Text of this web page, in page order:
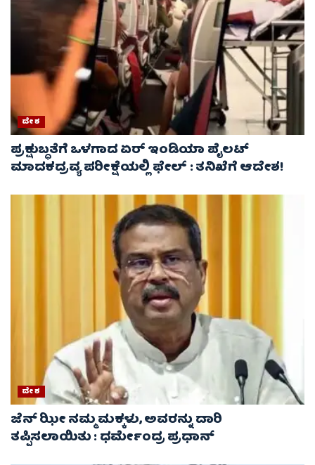
ದೇಶ
ಪ್ರಕ್ಷುಬ್ಧತೆಗೆ ಒಳಗಾದ ಏರ್ ಇಂಡಿಯಾ ಪೈಲಟ್
ಮಾದಕದ್ರವ್ಯ ಪರೀಕ್ಷೆಯಲ್ಲಿ ಫೇಲ್ : ತನಿಖೆಗೆ ಆದೇಶ!
ದೇಶ
ಜೆನ್ ಝೀ ನಮ್ಮ ಮಕ್ಕಳು, ಅವರನ್ನು ದಾರಿ
ತಪ್ಪಿಸಲಾಯಿತು : ಧರ್ಮೇಂದ್ರ ಪ್ರಧಾನ್